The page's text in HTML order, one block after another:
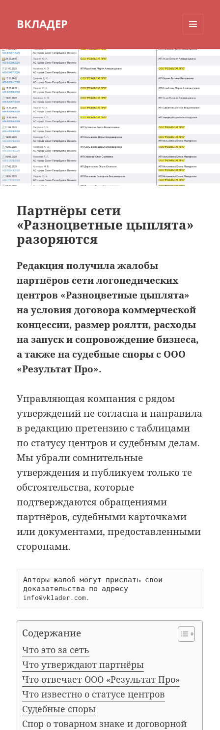
ВКЛАДЕР
Партнёры сети
«Разноцветные цыплята»
разоряются
Редакция получила жалобы
партнёров сети логопедических
центров «Разноцветные цыплята»
на условия договора коммерческой
концессии, размер роялти, расходы
на запуск и сопровождение бизнеса,
а также на судебные споры с ООО
«Результат Про».
Управляющая компания с рядом
утверждений не согласна и направила
в редакцию претензию с таблицами
по статусу центров и судебным делам.
Мы убрали сомнительные
утверждения и публикуем только те
обстоятельства, которые
подтверждаются обращениями
партнёров, судебными карточками
или документами, предоставленными
сторонами.
Авторы жалоб могут прислать свои
доказательства по адресу
info@vklader.com.
Содержание
Что это за сеть
Что утверждают партнёры
Что отвечает ООО «Результат Про»
Что известно о статусе центров
Судебные споры
Спор о товарном знаке и договорной